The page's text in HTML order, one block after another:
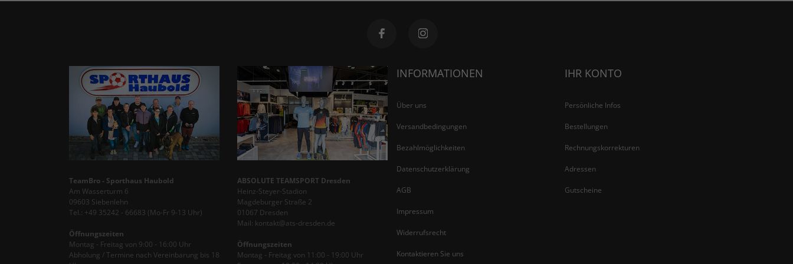
TeamBro - Sporthaus Haubold
Am Wasserturm 6
09603 Siebenlehn
Tel.: +49 35242 - 66683 (Mo-Fr 9-13 Uhr)
Öffnungszeiten
Montag - Freitag von 9:00 - 16:00 Uhr
Abholung / Termine nach Vereinbarung bis 18
ABSOLUTE TEAMSPORT Dresden
Heinz-Steyer-Stadion
Magdeburger Straße 2
01067 Dresden
Mail: kontakt@ats-dresden.de
Öffnungszeiten
Montag - Freitag von 11:00 - 19:00 Uhr
INFORMATIONEN
Über uns
Versandbedingungen
Bezahlmöglichkeiten
Datenschutzerklärung
AGB
Impressum
Widerrufsrecht
Kontaktieren Sie uns
IHR KONTO
Persönliche Infos
Bestellungen
Rechnungskorrekturen
Adressen
Gutscheine